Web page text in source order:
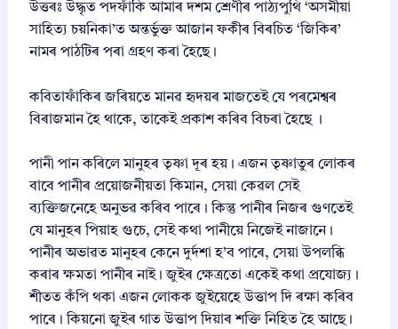
উত্তৰঃ উদ্ধৃত পদফাঁকি আমাৰ দশম শ্ৰেণীৰ পাঠ্যপুথি ‘অসমীয়া
সাহিত্য চয়নিকা’ত অন্তৰ্ভুক্ত আজান ফকীৰ বিৰচিত ‘জিকিৰ’
নামৰ পাঠটিৰ পৰা গ্ৰহণ কৰা হৈছে।
কবিতাফাঁকিৰ জৰিয়তে মানৱ হৃদয়ৰ মাজতেই যে পৰমেশ্বৰ
বিৰাজমান হৈ থাকে, তাকেই প্ৰকাশ কৰিব বিচৰা হৈছে ।
পানী পান কৰিলে মানুহৰ তৃষ্ণা দূৰ হয়। এজন তৃষ্ণাতুৰ লোকৰ
বাবে পানীৰ প্ৰয়োজনীয়তা কিমান, সেয়া কেৱল সেই
ব্যক্তিজনেহে অনুভৱ কৰিব পাৰে। কিন্তু পানীৰ নিজৰ গুণতেই
যে মানুহৰ পিয়াহ গুচে, সেই কথা পানীয়ে নিজেই নাজানে।
পানীৰ অভাৱত মানুহৰ কেনে দুৰ্দশা হ’ব পাৰে, সেয়া উপলব্ধি
কৰাৰ ক্ষমতা পানীৰ নাই। জুইৰ ক্ষেত্ৰতো একেই কথা প্ৰযোজ্য।
শীতত কঁপি থকা এজন লোকক জুইয়েহে উত্তাপ দি ৰক্ষা কৰিব
পাৰে। কিয়নো জুইৰ গাত উত্তাপ দিয়াৰ শক্তি নিহিত হৈ আছে।